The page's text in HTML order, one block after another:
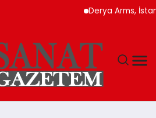
Derya Arms,